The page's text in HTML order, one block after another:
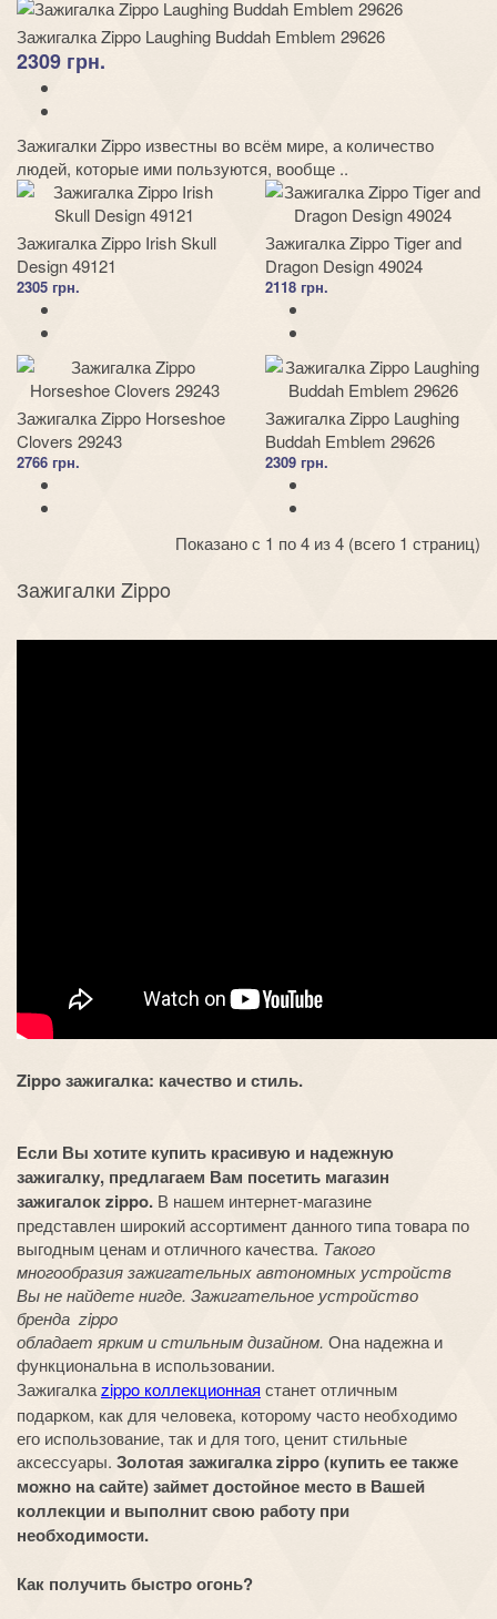
Зажигалка Zippo Laughing Buddah Emblem 29626
2309 грн.
Зажигалки Zippo известны во всём мире, а количество
людей, которые ими пользуются, вообще ..
Зажигалка Zippo Irish Skull
Design 49121
2305 грн.
Зажигалка Zippo Tiger and
Dragon Design 49024
2118 грн.
Зажигалка Zippo Horseshoe
Clovers 29243
2766 грн.
Зажигалка Zippo Laughing
Buddah Emblem 29626
2309 грн.
Показано с 1 по 4 из 4 (всего 1 страниц)
Зажигалки Zippo
Zippo зажигалка: качество и стиль.
Если Вы хотите купить красивую и надежную
зажигалку, предлагаем Вам посетить магазин
зажигалок zippo. В нашем интернет-магазине
представлен широкий ассортимент данного типа товара по
выгодным ценам и отличного качества. Такого
многообразия зажигательных автономных устройств
Вы не найдете нигде. Зажигательное устройство
бренда zippo
обладает ярким и стильным дизайном. Она надежна и
функциональна в использовании.
Зажигалкаzippo коллекционная станет отличным
подарком, как для человека, которому часто необходимо
его использование, так и для того, ценит стильные
аксессуары. Золотая зажигалка zippo (купить ее также
можно на сайте) займет достойное место в Вашей
коллекции и выполнит свою работу при
необходимости.
Как получить быстро огонь?